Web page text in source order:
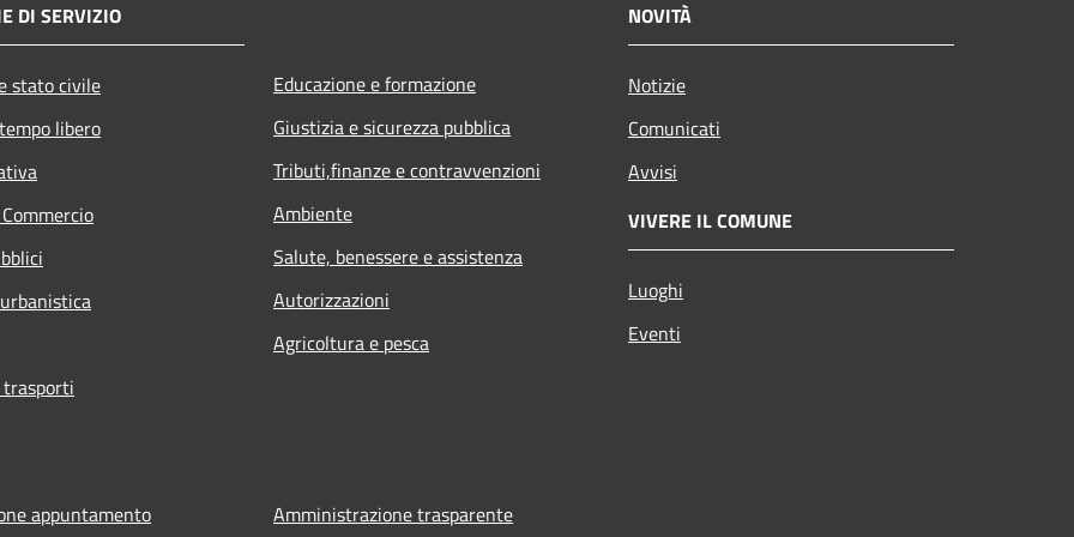
DI SERVIZIO
stato civile
libero
Educazione e formazione
Giustizia e sicurezza pubblica
Tributi,finanze e contravvenzioni
Ambiente
Salute, benessere e assistenza
Autorizzazioni
Agricoltura e pesca
NOVITÀ
Notizie
Comunicati
Avvisi
VIVERE IL COMUNE
Luoghi
Eventi
appuntamento Amministrazione trasparente